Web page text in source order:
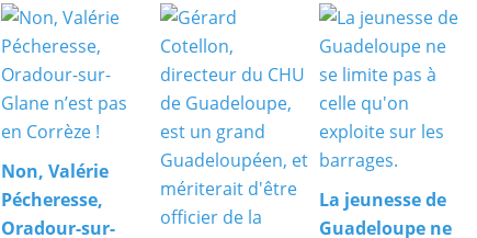
Non, Valérie
Pécheresse,
Oradour-sur-
La jeunesse de
Guadeloupe ne